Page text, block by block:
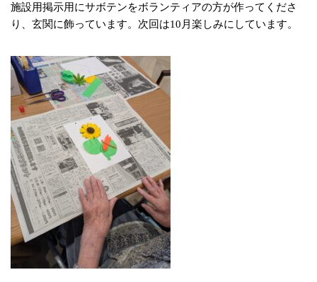
施設用掲示用にサボテンをボランティアの方が作ってくださ
り、玄関に飾っています。次回は10月楽しみにしています。